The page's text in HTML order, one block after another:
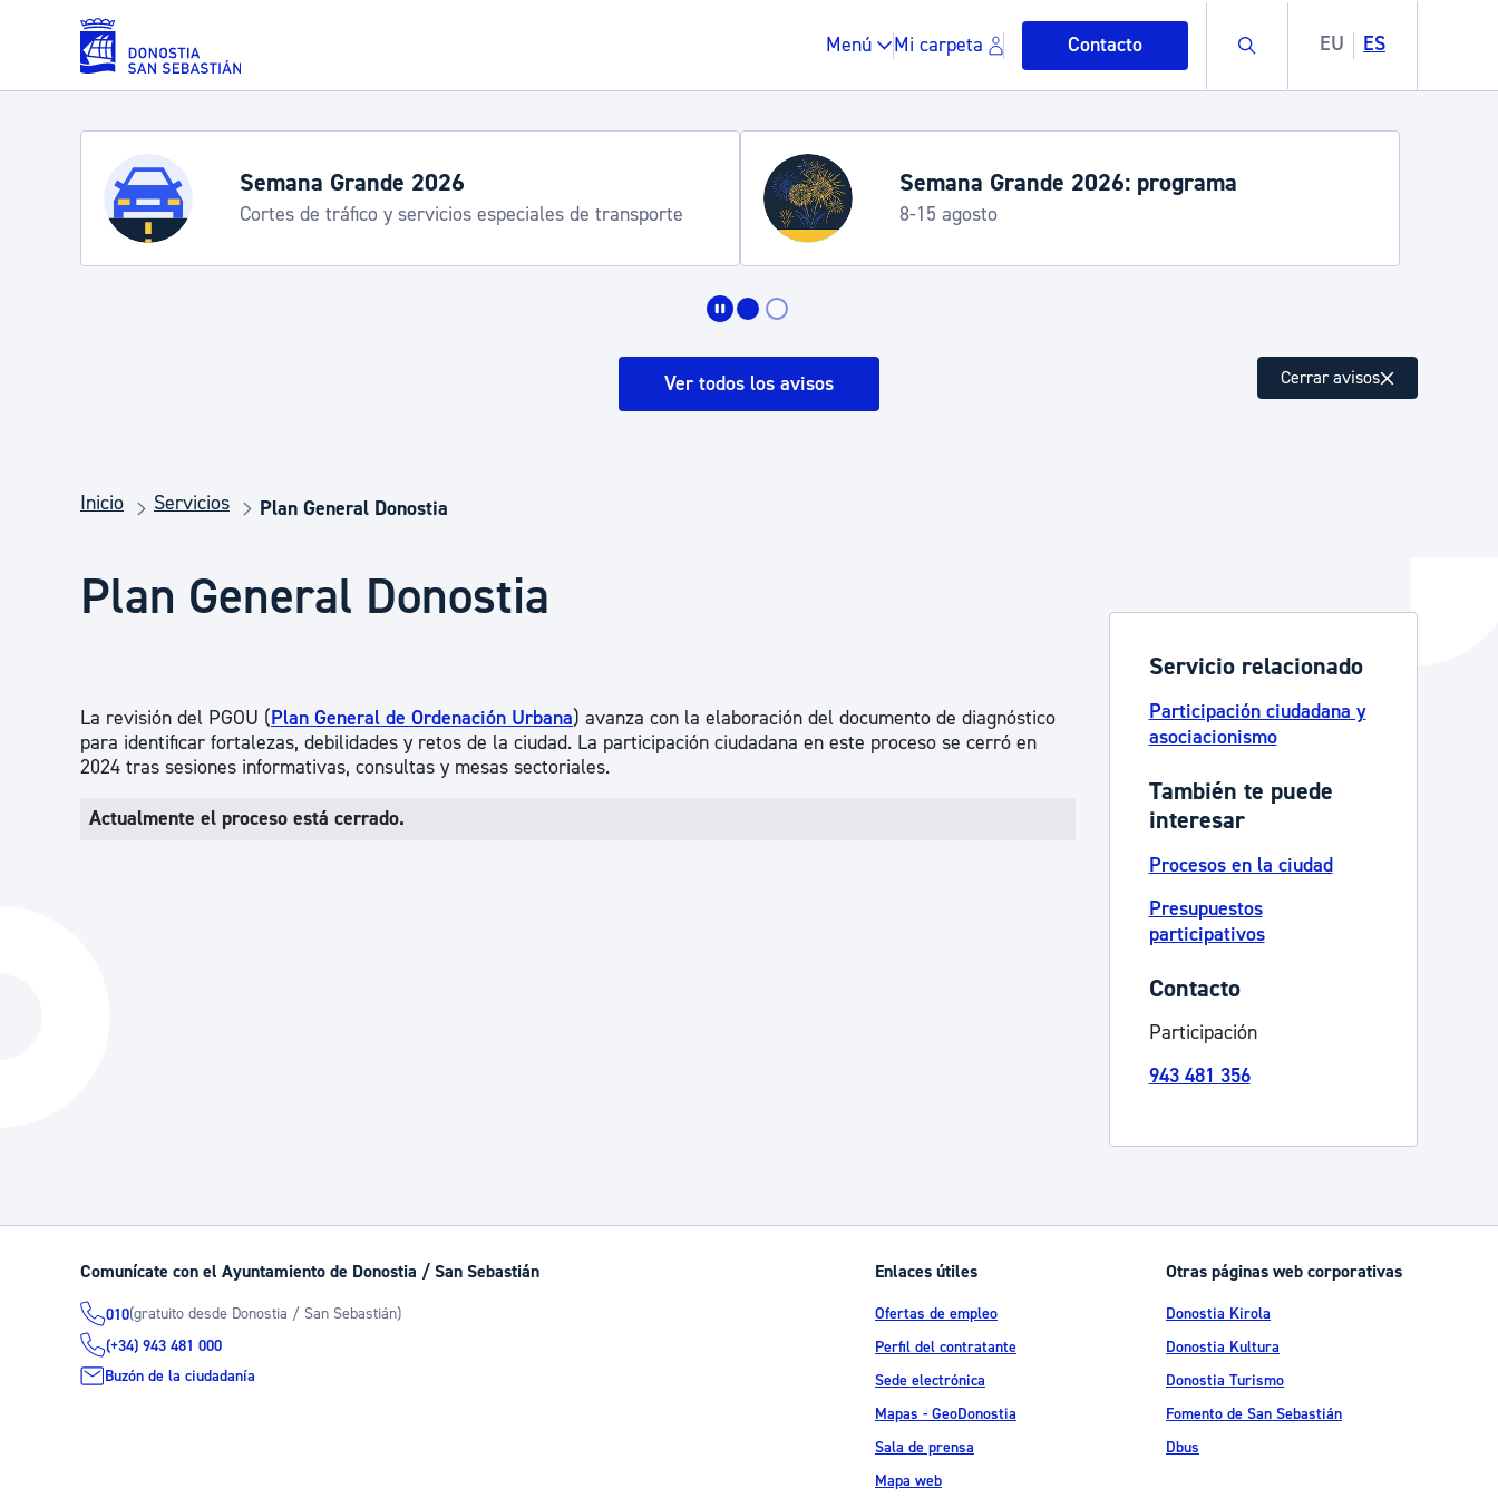
Saltar al contenido principal
Menú Mi carpeta Contacto Buscar EU ES
Servicios
Padrón y asuntos personales
Espacio público, residuos y medioambiente
Seguridad ciudadana y emergencias
Salud Pública, animales y consumo
Participación ciudadana y asociacionismo Cultura
Catálogo de trámites
Semana Grande 2026
Cortes de tráfico y servicios especiales de transporte
Semana Grande 2026: programa
8-15 agosto
Ver todos los avisos Cerrar avisos
Inicio Servicios Plan General Donostia
Plan General Donostia
La revisión del PGOU (Plan General de Ordenación Urbana) avanza con la elaboración del documento de diagnóstico
para identificar fortalezas, debilidades y retos de la ciudad. La participación ciudadana en este proceso se cerró en
2024 tras sesiones informativas, consultas y mesas sectoriales.
Actualmente el proceso está cerrado.
Servicio relacionado
Participación ciudadana y
asociacionismo
También te puede
interesar
Procesos en la ciudad
Presupuestos
participativos
Contacto
Participación
943 481 356
Comunícate con el Ayuntamiento de Donostia / San Sebastián
010(gratuito desde Donostia / San Sebastián)
(+34) 943 481 000
Buzón de la ciudadanía
Enlaces útiles
Ofertas de empleo
Perfil del contratante
Sede electrónica
Mapas - GeoDonostia
Sala de prensa
Mapa web
Otras páginas web corporativas
Donostia Kirola
Donostia Kultura
Donostia Turismo
Fomento de San Sebastián
Dbus